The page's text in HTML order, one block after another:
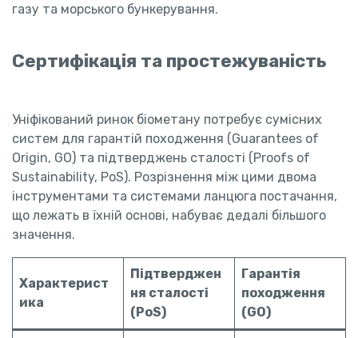
газу та морського бункерування.
Сертифікація та простежуваність
Уніфікований ринок біометану потребує сумісних
систем для гарантій походження (Guarantees of
Origin, GO) та підтверджень сталості (Proofs of
Sustainability, PoS). Розрізнення між цими двома
інструментами та системами ланцюга постачання,
що лежать в їхній основі, набуває дедалі більшого
значення.
Характерист
ика
Підтверджен
ня сталості
(PoS)
Гарантія
походження
(GO)